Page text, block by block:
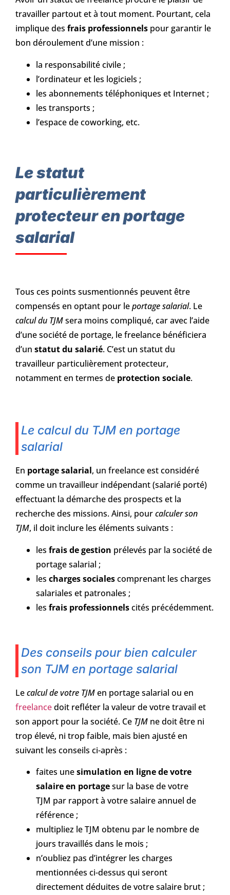
travailler partout et à tout moment. Pourtant, cela
implique des frais professionnels pour garantir le
bon déroulement d’une mission :
la responsabilité civile ;
l’ordinateur et les logiciels ;
les abonnements téléphoniques et Internet ;
les transports ;
l’espace de coworking, etc.
Le statut
particulièrement
protecteur en portage
salarial
Tous ces points susmentionnés peuvent être
compensés en optant pour leportage salarial. Le
calcul du TJMsera moins compliqué, car avec l’aide
d’une société de portage, le freelance bénéficiera
d’un statut du salarié. C’est un statut du
travailleur particulièrement protecteur,
notamment en termes de protection sociale.
Le calcul du TJM en portage
salarial
En portage salarial, un freelance est considéré
comme un travailleur indépendant (salarié porté)
effectuant la démarche des prospects et la
recherche des missions. Ainsi, pourcalculer son
TJM, il doit inclure les éléments suivants :
les frais de gestion prélevés par la société de
portage salarial ;
les charges socialescomprenant les charges
salariales et patronales ;
les frais professionnelscités précédemment.
Des conseils pour bien calculer
son TJM en portage salarial
Lecalcul de votre TJMen portage salarial ou en
freelancedoit refléter la valeur de votre travail et
son apport pour la société. Ce TJM ne doit être ni
trop élevé, ni trop faible, mais bien ajusté en
suivant les conseils ci-après :
faites unesimulation en ligne de votre
salaire en portagesur la base de votre
TJM par rapport à votre salaire annuel de
référence ;
multipliez le TJM obtenu par le nombre de
jours travaillés dans le mois ;
n’oubliez pas d’intégrer les charges
mentionnées ci-dessus qui seront
directement déduites de votre salaire brut ;